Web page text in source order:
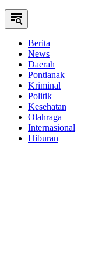
Berita
News
Daerah
Pontianak
Kriminal
Politik
Kesehatan
Olahraga
Internasional
Hiburan